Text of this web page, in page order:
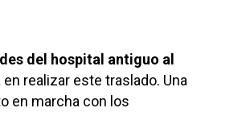
del hospital antiguo al
realizar este traslado. Una
en marcha con los